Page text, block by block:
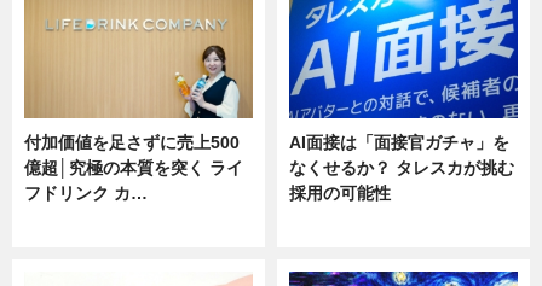
付加価値を足さずに売上500
億超│究極の本質を突く ライ
フドリンク カ…
AI面接は「面接官ガチャ」を
なくせるか？ タレスカが挑む
採用の可能性